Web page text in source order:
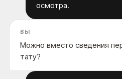
осмотра.
ВЫ
Можно вместо сведения
тату?